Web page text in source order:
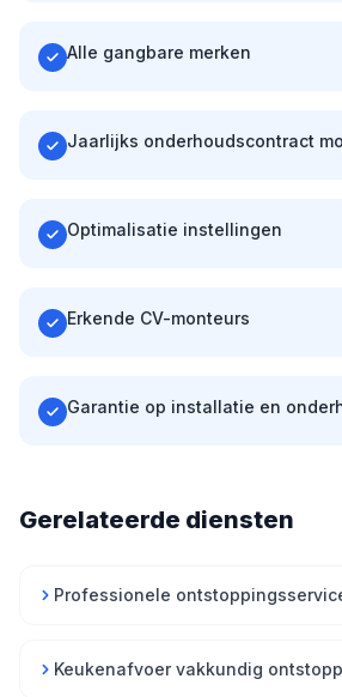
Alle gangbare merken
Jaarlijks onderhoudscontract
Optimalisatie instellingen
Erkende CV-monteurs
Garantie op installatie en
Gerelateerde diensten
Professionele
Keukenafvoer vakkundig